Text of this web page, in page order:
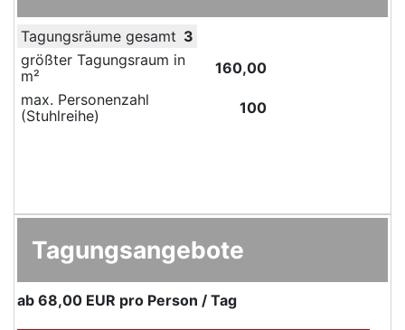
Tagungsräume gesamt 3
größter Tagungsraum in
m²
160,00
max. Personenzahl
(Stuhlreihe)
100
Tagungsangebote
ab 68,00 EUR pro Person / Tag